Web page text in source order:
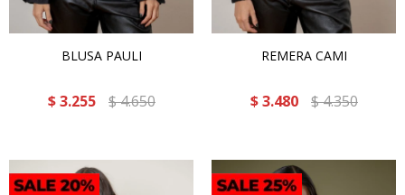
BLUSA PAULI
$ 3.255 $4.650
REMERA CAMI
$ 3.480 $4.350